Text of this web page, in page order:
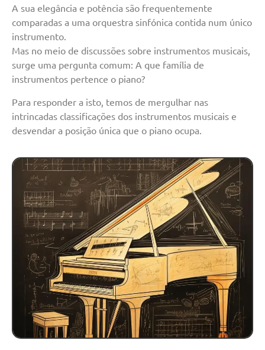
A sua elegância e potência são frequentemente
comparadas a uma orquestra sinfónica contida num único
instrumento.
Mas no meio de discussões sobre instrumentos musicais,
surge uma pergunta comum: A que família de
instrumentos pertence o piano?
Para responder a isto, temos de mergulhar nas
intrincadas classificações dos instrumentos musicais e
desvendar a posição única que o piano ocupa.